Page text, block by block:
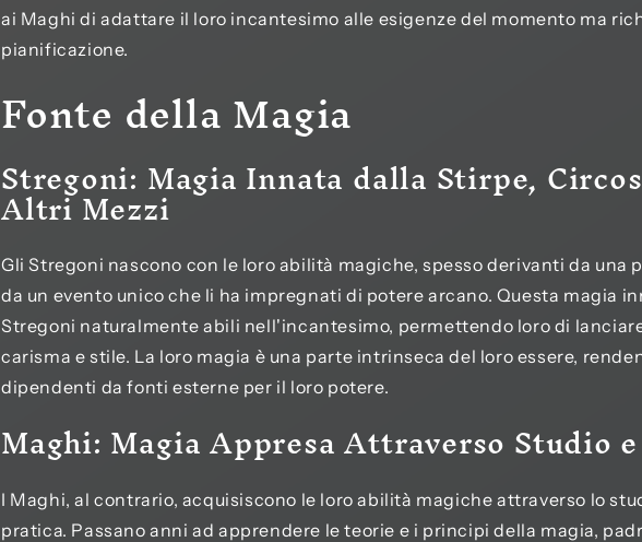
ai Maghi di adattare il loro incantesimo alle esigenze del momento ma
pianificazione.
Fonte della Magia
Stregoni: Magia Innata dalla Stirpe,
Altri Mezzi
Gli Stregoni nascono con le loro abilità magiche, spesso derivanti da una
da un evento unico che li ha impregnati di potere arcano. Questa magia
Stregoni naturalmente abili nell'incantesimo, permettendo loro di
carisma e stile. La loro magia è una parte intrinseca del loro essere,
dipendenti da fonti esterne per il loro potere.
Maghi: Magia Appresa Attraverso Studio
I Maghi, al contrario, acquisiscono le loro abilità magiche attraverso lo
pratica. Passano anni ad apprendere le teorie e i principi della magia,